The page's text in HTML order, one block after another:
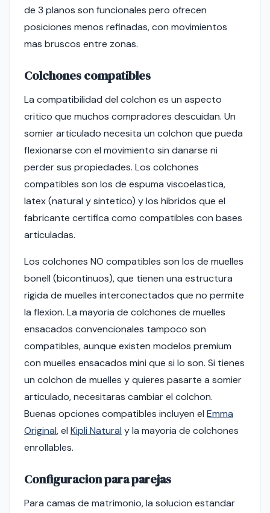
de 3 planos son funcionales pero ofrecen
posiciones menos refinadas, con movimientos
mas bruscos entre zonas.
Colchones compatibles
La compatibilidad del colchon es un aspecto
critico que muchos compradores descuidan. Un
somier articulado necesita un colchon que pueda
flexionarse con el movimiento sin danarse ni
perder sus propiedades. Los colchones
compatibles son los de espuma viscoelastica,
latex (natural y sintetico) y los hibridos que el
fabricante certifica como compatibles con bases
articuladas.
Los colchones NO compatibles son los de muelles
bonell (bicontinuos), que tienen una estructura
rigida de muelles interconectados que no permite
la flexion. La mayoria de colchones de muelles
ensacados convencionales tampoco son
compatibles, aunque existen modelos premium
con muelles ensacados mini que si lo son. Si tienes
un colchon de muelles y quieres pasarte a somier
articulado, necesitaras cambiar el colchon.
Buenas opciones compatibles incluyen el Emma
Original, el Kipli Natural y la mayoria de colchones
enrollables.
Configuracion para parejas
Para camas de matrimonio, la solucion estandar